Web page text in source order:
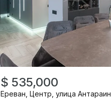
$ 535,000
Ереван Центр улица Антараин